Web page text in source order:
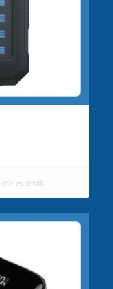
Voir les détails